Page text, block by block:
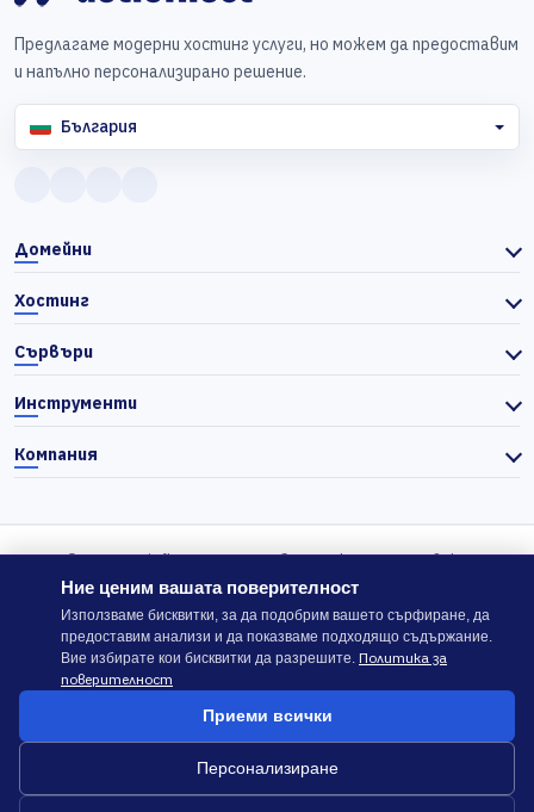
Предлагаме модерни хостинг услуги, но можем да предоставим
и напълно персонализирано решение.
България
Домейни
Хостинг
Сървъри
Инструменти
Компания
© 2026 Actiefhost. Съгласно българското търговско
законодателство цените в сайта се показват без ДДС, а ДДС се
изчислява отделно при завършване на поръчката, когато е
приложимо.
ACTIEFHOST LTD,
Ние ценим вашата поверителност
Използваме бисквитки, за да подобрим вашето сърфиране, да
предоставим анализи и да показваме подходящо съдържание.
Вие избирате кои бисквитки да разрешите. Политика за
поверителност
Приеми всички
Персонализиране